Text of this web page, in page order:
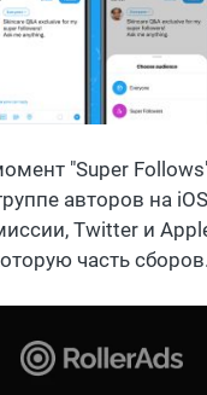
"Super
авторов на
Twitter и
часть сборов.